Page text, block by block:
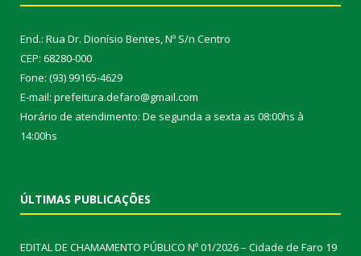
End.: Rua Dr. Dionísio Bentes, Nº S/n Centro
CEP: 68280-000
Fone: (93) 99165-4629
E-mail: prefeitura.defaro@gmail.com
Horário de atendimento: De segunda a sexta as 08:00hs à
14:00hs
ÚLTIMAS PUBLICAÇÕES
EDITAL DE CHAMAMENTO PÚBLICO Nº 01/2026 – Cidade de Faro 19